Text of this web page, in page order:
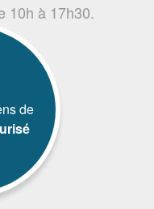
10h à 17h30.
de